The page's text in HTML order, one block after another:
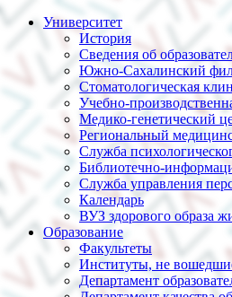
Университет
История
Сведения об
Южно-Сахалинский
Стоматологическая
Учебно-
Медико-генетический
Региональный
Служба
Библиотечно-
Служба управления
Календарь
ВУЗ здорового образа
Образование
Факультеты
Институты, не
Департамент